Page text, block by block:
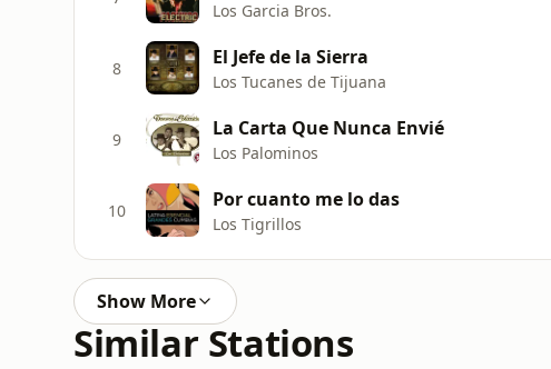
Los Garcia Bros.
8 El Jefe de la Sierra
Los Tucanes de Tijuana
9 La Carta Que Nunca Envié
Los Palominos
10 Por cuanto me lo das
Los Tigrillos
Show More
Similar Stations